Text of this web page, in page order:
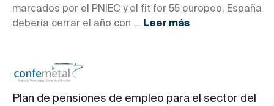
marcados por el PNIEC y el fit for 55 europeo, España
debería cerrar el año con ... Leer más
Plan de pensiones de empleo para el sector del